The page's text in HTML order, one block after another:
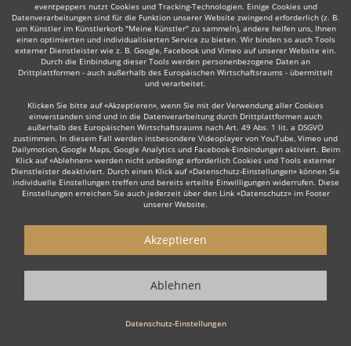
eventpeppers nutzt Cookies und Tracking-Technologien. Einige Cookies und
Datenverarbeitungen sind für die Funktion unserer Website zwingend erforderlich (z. B.
um Künstler im Künstlerkorb "Meine Künstler" zu sammeln), andere helfen uns, Ihnen
einen optimierten und individualisierten Service zu bieten. Wir binden so auch Tools
externer Dienstleister wie z. B. Google, Facebook und Vimeo auf unserer Website ein.
Durch die Einbindung dieser Tools werden personenbezogene Daten an
Drittplattformen - auch außerhalb des Europäischen Wirtschaftsraums - übermittelt
und verarbeitet.
Klicken Sie bitte auf «Akzeptieren», wenn Sie mit der Verwendung aller Cookies
einverstanden sind und in die Datenverarbeitung durch Drittplattformen auch
außerhalb des Europäischen Wirtschaftsraums nach Art. 49 Abs. 1 lit. a DSGVO
zustimmen. In diesem Fall werden insbesondere Videoplayer von YouTube, Vimeo und
Dailymotion, Google Maps, Google Analytics und Facebook-Einbindungen aktiviert. Beim
Klick auf «Ablehnen» werden nicht unbedingt erforderlich Cookies und Tools externer
Dienstleister deaktiviert. Durch einen Klick auf «Datenschutz-Einstellungen» können Sie
individuelle Einstellungen treffen und bereits erteilte Einwilligungen widerrufen. Diese
Einstellungen erreichen Sie auch jederzeit über den Link «Datenschutz» im Footer
unserer Website.
Datenschutz-Einstellungen
Akzeptieren
Ablehnen